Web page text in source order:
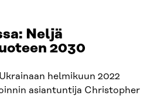
Neljä
2030
helmikuun 2022
asiantuntija Christopher